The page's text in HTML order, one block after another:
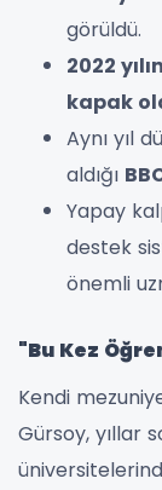
görüldü.
2022
kapak
Aynı yıl
aldığı
Yapay
destek
önemli
"Bu Kez
Kendi
Gürsoy, yıllar